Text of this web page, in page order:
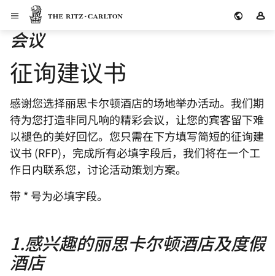
Skip to Content 丽思卡尔顿酒店
会议
征询建议书
感谢您选择丽思卡尔顿酒店的场地举办活动。我们期
待为您打造非同凡响的精彩会议，让您的宾客留下难
以褪色的美好回忆。您只需在下方填写简短的征询建
议书 (RFP)，完成所有必填字段后，我们将在一个工
作日内联系您，讨论活动策划方案。
带 * 号为必填字段。
1.感兴趣的丽思卡尔顿酒店及度假
酒店